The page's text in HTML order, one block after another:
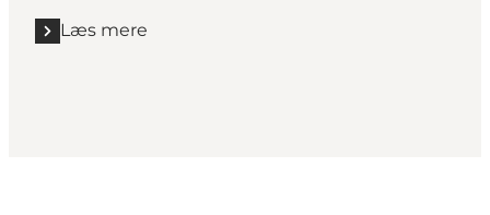
Læs mere
Læs mere "Juno the bakery"